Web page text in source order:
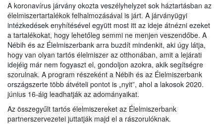
A koronavírus járvány okozta veszélyhelyzet sok háztartásban az
élelmiszertartalékok felhalmozásával is járt. A járványügyi
intézkedések enyhítésével együtt most itt az ideje átnézni ezeket
a tartalékokat, hogy lehetőleg semmi ne menjen veszendőbe. A
Nébih és az Élelmiszerbank arra buzdít mindenkit, aki úgy látja,
hogy van olyan tartós élelmiszer az otthonában, amit a lejárati
idejéig már nem fogyaszt el, gondoljon azokra, akik segítségre
szorulnak. A program részeként a Nébih és az Élelmiszerbank
országszerte több átvételi pontot is „nyit”, ahol a lakosok 2020.
június 16-áig leadhatják az adományaikat.
Az összegyűlt tartós élelmiszereket az Élelmiszerbank
partnerszervezetei juttatják majd el a rászorulóknak.